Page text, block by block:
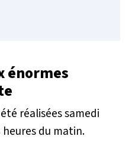
énormes
réalisées samedi
du matin.